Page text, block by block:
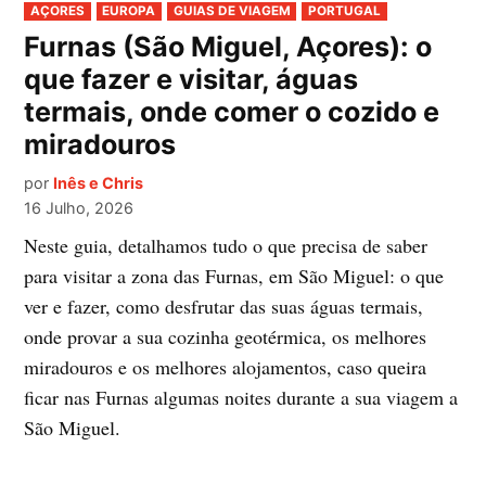
PUBLICADO
EM
AÇORES EUROPA GUIAS DE VIAGEM PORTUGAL
Furnas (São Miguel, Açores): o
que fazer e visitar, águas
termais, onde comer o cozido e
miradouros
por Inês e Chris
16 Julho, 2026
Neste guia, detalhamos tudo o que precisa de saber
para visitar a zona das Furnas, em São Miguel: o que
ver e fazer, como desfrutar das suas águas termais,
onde provar a sua cozinha geotérmica, os melhores
miradouros e os melhores alojamentos, caso queira
ficar nas Furnas algumas noites durante a sua viagem a
São Miguel.